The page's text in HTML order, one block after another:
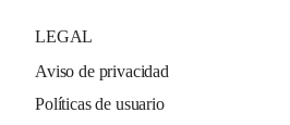
LEGAL
Aviso de privacidad
Políticas de usuario